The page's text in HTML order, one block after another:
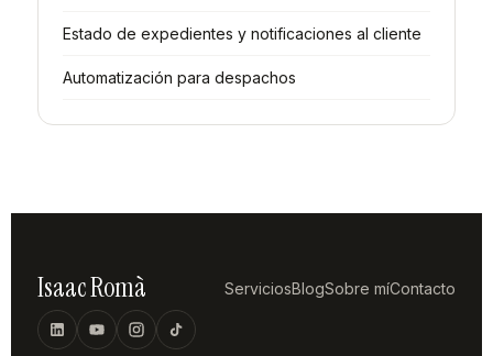
Estado de expedientes y notificaciones al cliente
Automatización para despachos
Isaac Romà ServiciosBlogSobre míContacto